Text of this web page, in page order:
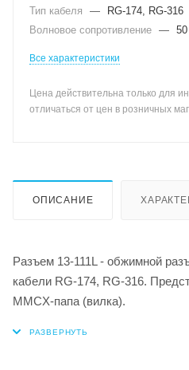
Тип кабеля
—
RG-174, RG-316
Волновое сопротивление —
Все характеристики
Цена действительна только для
отличаться от цен в розничных
ОПИСАНИЕ
Разъем 13-111L - обжимной
кабели RG-174, RG-316.
MMCX-папа (вилка).